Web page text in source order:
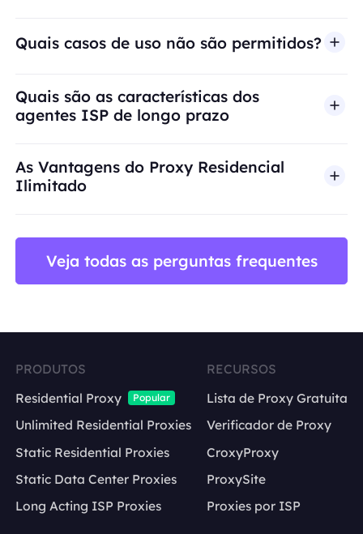
Quais casos de uso não são permitidos?
A BestProxy não oferece suporte a fraude,
Quais são as características dos
agentes ISP de longo prazo
As Vantagens do Proxy Residencial
Ilimitado
Veja todas as perguntas frequentes
PRODUTOS
Residential Proxy
Popular
Unlimited Residential Proxies
Static Residential Proxies
Static Data Center Proxies
Long Acting ISP Proxies
RECURSOS
Lista de Proxy Gratuita
Verificador de Proxy
CroxyProxy
ProxySite
Proxies por ISP